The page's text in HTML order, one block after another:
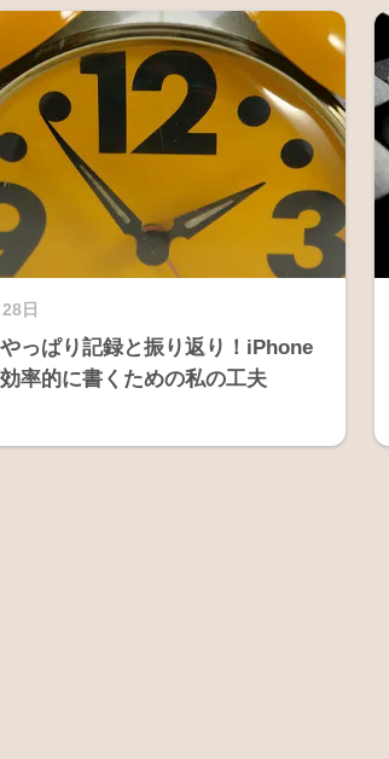
日
っぱり記録と振り返り！iPhone
率的に書くための私の工夫